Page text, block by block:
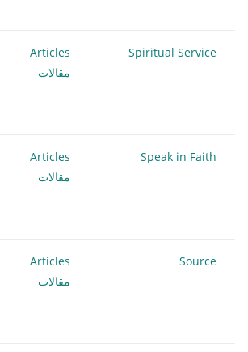
Spiritual Service
Articles
مقالات
Speak in Faith
Articles
مقالات
Source
Articles
مقالات